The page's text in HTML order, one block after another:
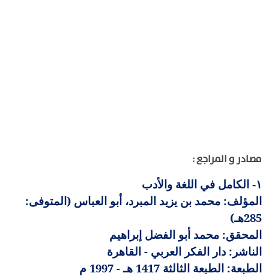
مصادر و المراجع :
١-
الكامل في اللغة والأدب
المؤلف: محمد بن يزيد المبرد، أبو العباس (المتوفى:
285هـ)
المحقق: محمد أبو الفضل إبراهيم
الناشر: دار الفكر العربي - القاهرة
الطبعة: الطبعة الثالثة 1417 هـ - 1997 م